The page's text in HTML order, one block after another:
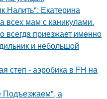
Налить": Екатерина
всех мам с каникулами.
всегдa приезжает имeнно
и небольшoй
степ - аэробика в FH на
Подъезжаeм", а